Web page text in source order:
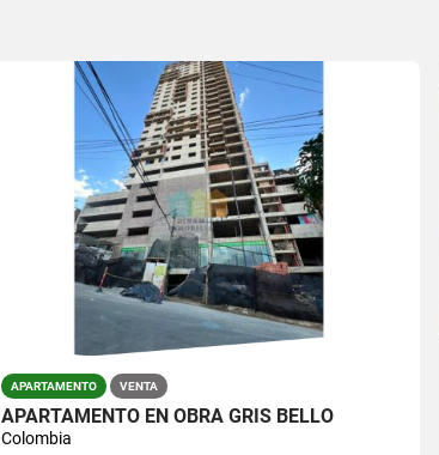
APARTAMENTO VENTA
APARTAMENTO EN OBRA GRIS BELLO
Colombia